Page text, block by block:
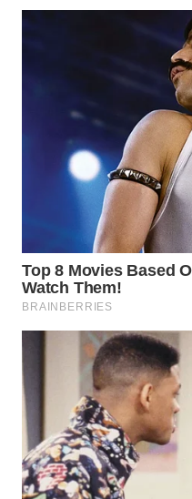
WN
WN
LANGKAT
TAPANULI
SELATAN
TANJUNG
WN
SIMALUNGUN